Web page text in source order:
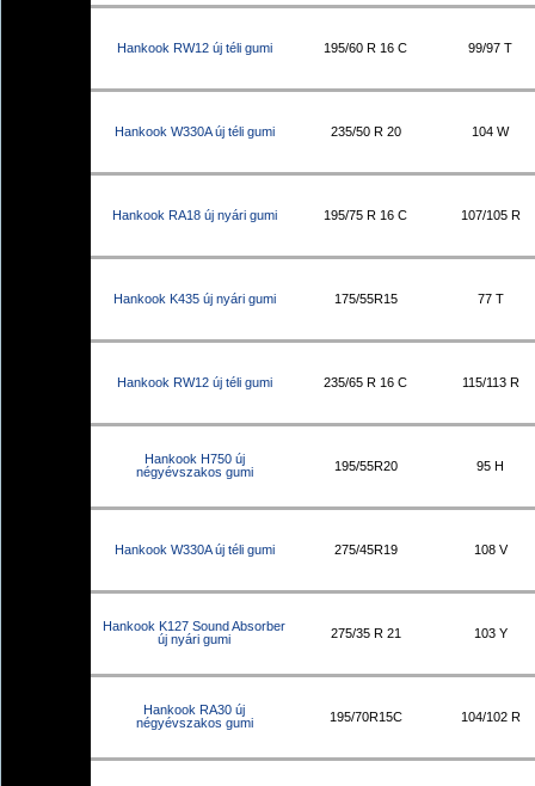
Hankook RW12 új téli gumi 195/60 R 16 C 99/97 T
Hankook W330A új téli gumi 235/50 R 20 104 W
Hankook RA18 új nyári gumi 195/75 R 16 C 107/105 R
Hankook K435 új nyári gumi 175/55R15 77 T
Hankook RW12 új téli gumi 235/65 R 16 C 115/113 R
Hankook H750 új
négyévszakos gumi
195/55R20 95 H
Hankook W330A új téli gumi 275/45R19 108 V
Hankook K127 Sound Absorber
új nyári gumi
275/35 R 21 103 Y
Hankook RA30 új
négyévszakos gumi
195/70R15C 104/102 R